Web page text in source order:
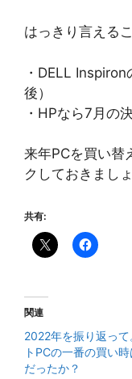
はっきり言える
・DELL
後）
・HPなら7月の
来年PCを買い替
クしておきましょ
共有:
関連
2022年を振り返って
トPCの一番の買い
だったか？